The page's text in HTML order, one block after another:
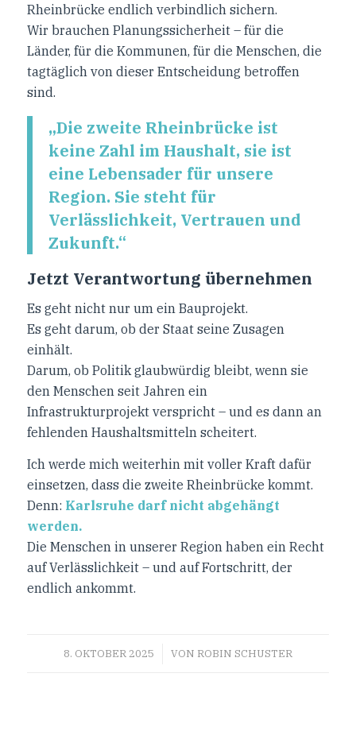
Rheinbrücke endlich verbindlich sichern.
Wir brauchen Planungssicherheit – für die
Länder, für die Kommunen, für die Menschen, die
tagtäglich von dieser Entscheidung betroffen
sind.
„Die zweite Rheinbrücke ist
keine Zahl im Haushalt, sie ist
eine Lebensader für unsere
Region. Sie steht für
Verlässlichkeit, Vertrauen und
Zukunft.“
Jetzt Verantwortung übernehmen
Es geht nicht nur um ein Bauprojekt.
Es geht darum, ob der Staat seine Zusagen
einhält.
Darum, ob Politik glaubwürdig bleibt, wenn sie
den Menschen seit Jahren ein
Infrastrukturprojekt verspricht – und es dann an
fehlenden Haushaltsmitteln scheitert.
Ich werde mich weiterhin mit voller Kraft dafür
einsetzen, dass die zweite Rheinbrücke kommt.
Denn: Karlsruhe darf nicht abgehängt
werden.
Die Menschen in unserer Region haben ein Recht
auf Verlässlichkeit – und auf Fortschritt, der
endlich ankommt.
8. OKTOBER 2025
/ VON ROBIN SCHUSTER